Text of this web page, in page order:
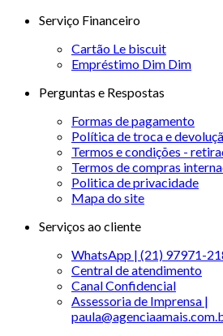
Serviço Financeiro
Cartão Le biscuit
Empréstimo Dim Dim
Perguntas e Respostas
Formas de pagamento
Política de troca e
Termos e condições -
Termos de compras
Politica de privacidade
Mapa do site
Serviços ao cliente
WhatsApp | (21) 97971-
Central de atendimento
Canal Confidencial
Assessoria de Imprensa |